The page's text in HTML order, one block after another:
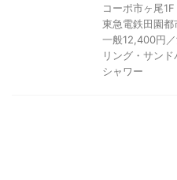
コーポ市ヶ尾1F
東急電鉄田園
一般12,400円
リング・サン
シャワー